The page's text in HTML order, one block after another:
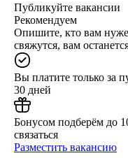
Публикуйте вакансии
Рекомендуем
Опишите, кто вам
свяжутся, вам
Вы платите только за
30 дней
Бонусом подберём до
связаться
Разместить вакансию